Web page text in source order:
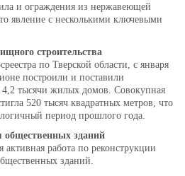
и ограждения из нержавеющей
явление с несколькими ключевыми
строительства
по Тверской области, с января
построили и поставили
4,2 тысячи жилых домов. Совокупная
520 тысяч квадратных метров, что
период прошлого года.
общественных зданий
активная работа по реконструкции
зданий.